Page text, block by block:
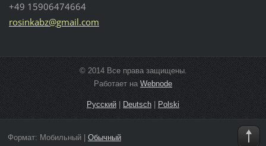
+49 15906474664
rosinkabz@gmail.com
© 2014 Все права защищены.
Работает на Webnode
Русский | Deutsch Polski
Формат: Мобильный| Обычный